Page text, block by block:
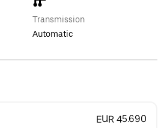
Transmission
Automatic
EUR 45.690